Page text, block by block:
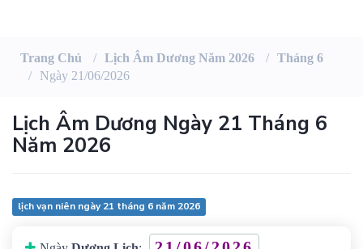
Trang Chủ Lịch Âm Dương Năm 2026
Tháng 6
Ngày 21/06/2026
Lịch Âm Dương Ngày 21 Tháng 6
Năm 2026
lịch vạn niên ngày 21 tháng 6 năm 2026